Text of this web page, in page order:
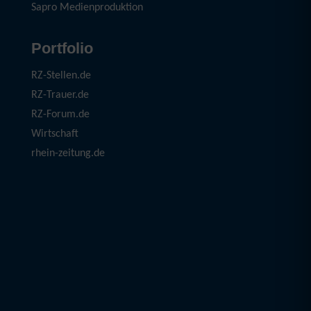
Sapro Medienproduktion
Portfolio
RZ-Stellen.de
RZ-Trauer.de
RZ-Forum.de
Wirtschaft
rhein-zeitung.de